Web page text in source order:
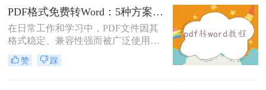
处理pdf转word时，往往陷入“收费软
件太贵，免费工具怕坑”的两难境
地。那么电脑上怎么把pdf转成word免
费呢？
PDF格式免费转Word：5种方案的速度、精度、文件限制对比！
在日常工作和学习中，PDF文件因其
格式稳定、兼容性强而被广泛使用。
然而，当需要对PDF内容进行编辑
时，很多人会遇到困难。此时，将
赞 踩